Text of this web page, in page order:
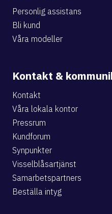
Personlig assistans
Bli kund
Våra modeller
Kontakt &
Kontakt
Våra lokala kontor
Pressrum
Kundforum
Synpunkter
Visselblåsartjänst
Samarbetspartners
Beställa intyg